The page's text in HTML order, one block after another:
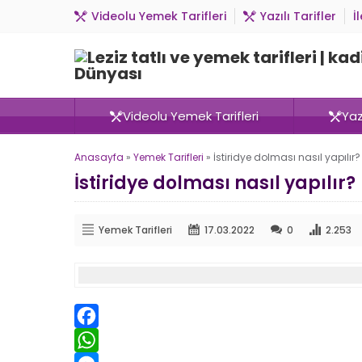
Videolu Yemek Tarifleri Yazılı Tarifler
Videolu Yemek Tarifleri
Anasayfa » Yemek Tarifleri » İstiridye dolması nasıl yapılır?
İstiridye dolması nasıl yapılır?
Yemek Tarifleri 17.03.2022 0 2.253
Facebook